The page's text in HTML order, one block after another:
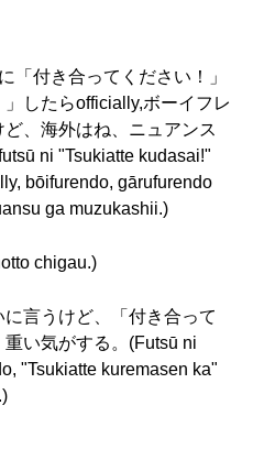
「付き合ってください！」
したらofficially,ボーイフレ
、海外はね、ニュアンス
ni "Tsukiatte kudasai!"
bōifurendo, gārufurendo
ga muzukashii.)
chigau.)
言うけど、「付き合って
い気がする。(Futsū ni
"Tsukiatte kuremasen ka"